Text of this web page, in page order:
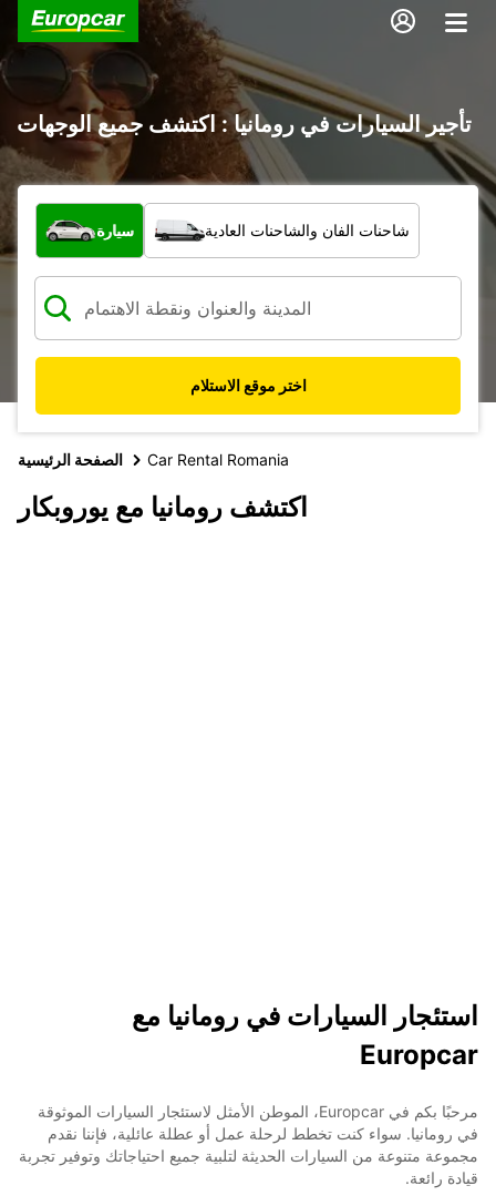
تأجير السيارات في رومانيا : اكتشف جميع الوجهات
ما نوع المركبة؟
سيارة شاحنات الفان والشاحنات العادية
اختر موقع الاستلام
الصفحة الرئيسية Car Rental Romania
اكتشف رومانيا مع يوروبكار
استئجار السيارات في رومانيا مع
Europcar
مرحبًا بكم في Europcar، الموطن الأمثل لاستئجار السيارات الموثوقة
في رومانيا. سواء كنت تخطط لرحلة عمل أو عطلة عائلية، فإننا نقدم
مجموعة متنوعة من السيارات الحديثة لتلبية جميع احتياجاتك وتوفير تجربة
قيادة رائعة.